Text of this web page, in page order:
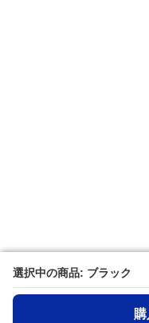
選択中の商品: ブラック
選択中の商品: ブラック